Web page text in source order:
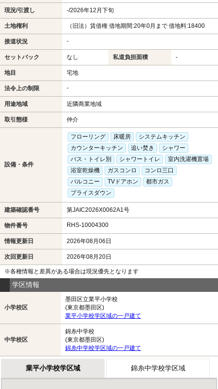
現況/引渡し -/2026年12月下旬
土地権利 （旧法）賃借権 借地期間:20年0月まで 借地料:18400
接道状況 -
セットバック なし 私道負担面積 -
地目 宅地
法令上の制限 -
用途地域 近隣商業地域
取引態様 仲介
設備・条件
フローリング 床暖房
システムキッチン
カウンターキッチン
追い焚き
シャワー
バス・トイレ別
シャワートイレ
室内洗濯機置場
浴室乾燥機
ガスコンロ
コンロ三口
バルコニー
TVドアホン
都市ガス
プライスダウン
建築確認番号 第JAIC2026X0062A1号
物件番号 RHS-10004300
情報更新日 2026年08月06日
次回更新日 2026年08月20日
※各種情報と差異がある場合は現況優先となります
学区情報
小学校区
墨田区立業平小学校
(東京都墨田区)
業平小学校学区域の一戸建て
中学校区
錦糸中学校
(東京都墨田区)
錦糸中学校学区域の一戸建て
業平小学校学区域 錦糸中学校学区域